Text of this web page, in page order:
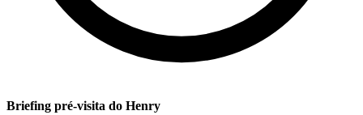
Briefing pré-visita do Henry